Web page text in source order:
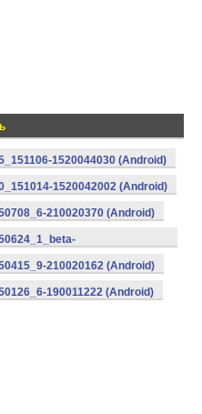
1520044030 (Android)
1520042002 (Android)
210020370 (Android)
210020162 (Android)
190011222 (Android)